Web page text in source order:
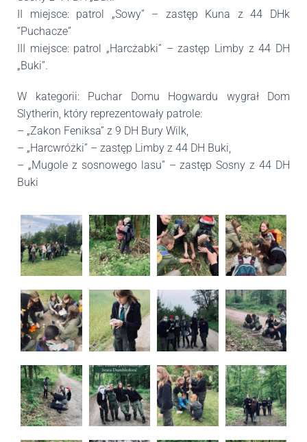
II miejsce: patrol „Sowy” – zastęp Kuna z 44 DHk
“Puchacze”
III miejsce: patrol „Harcżabki” – zastęp Limby z 44 DH
„Buki”.
W kategorii: Puchar Domu Hogwardu wygrał Dom
Slytherin, który reprezentowały patrole:
– „Zakon Feniksa” z 9 DH Bury Wilk,
– „Harcwróżki” – zastęp Limby z 44 DH Buki,
– „Mugole z sosnowego lasu” – zastęp Sosny z 44 DH
Buki